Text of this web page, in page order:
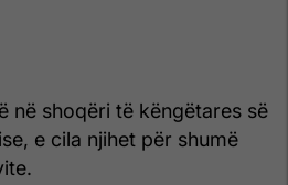
në shoqëri të këngëtares së
e cila njihet për shumë